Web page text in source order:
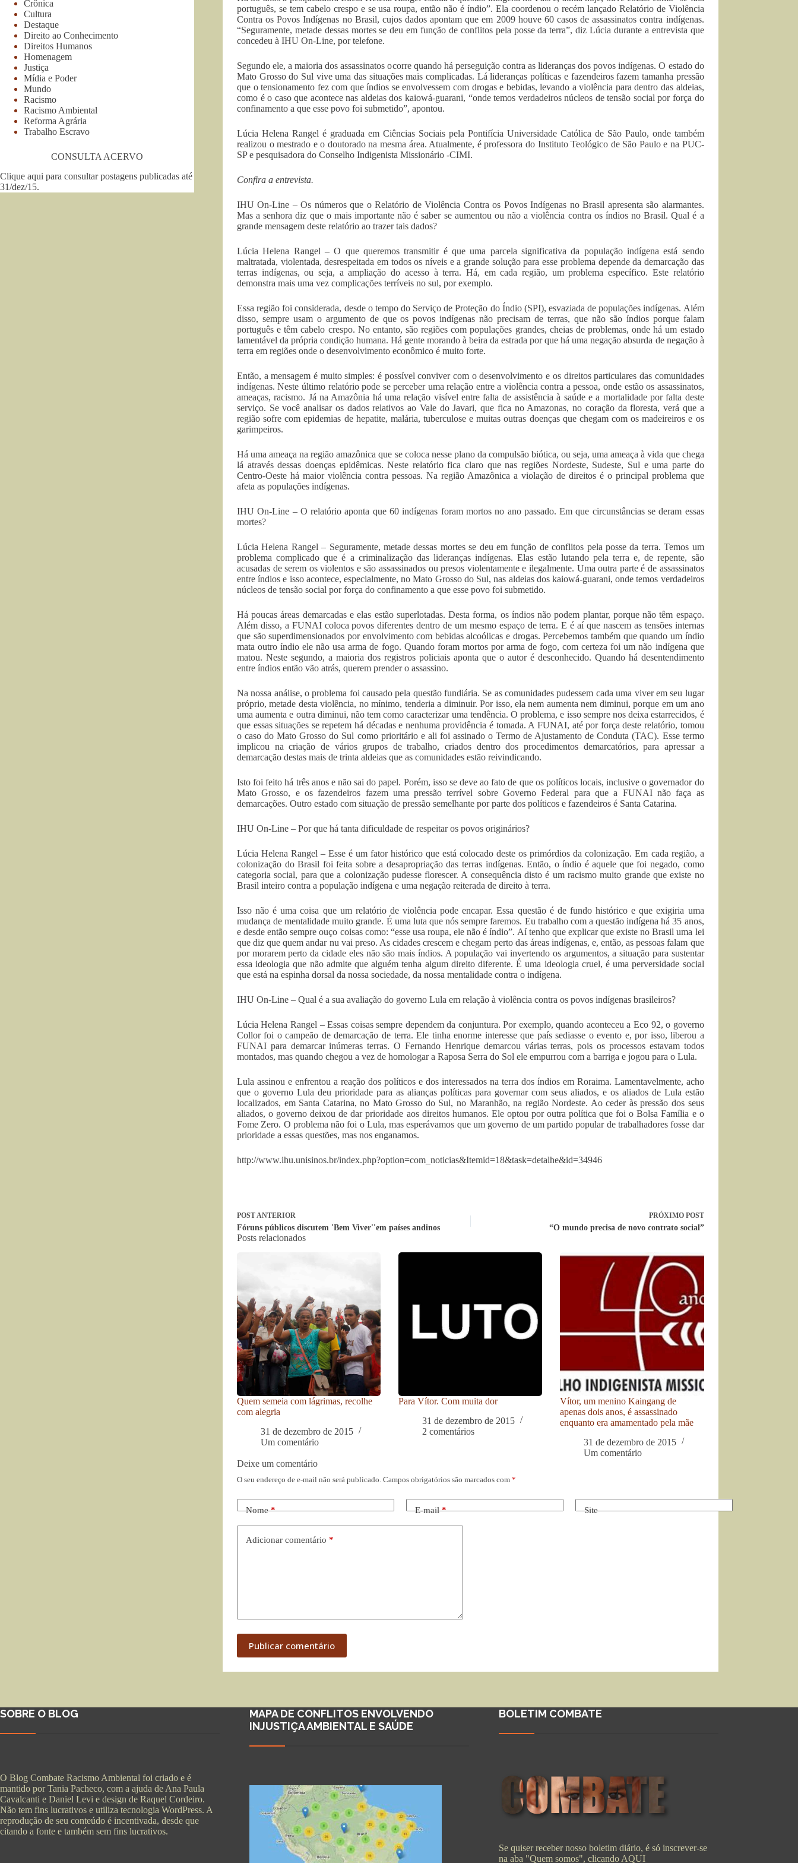
português, se tem cabelo crespo e se usa roupa, então não é índio”. Ela coordenou o recém lançado Relatório de Violência
Contra os Povos Indígenas no Brasil, cujos dados apontam que em 2009 houve 60 casos de assassinatos contra indígenas.
“Seguramente, metade dessas mortes se deu em função de conflitos pela posse da terra”, diz Lúcia durante a entrevista que
concedeu à IHU On-Line, por telefone.
Segundo ele, a maioria dos assassinatos ocorre quando há perseguição contra as lideranças dos povos indígenas. O estado do
Mato Grosso do Sul vive uma das situações mais complicadas. Lá lideranças políticas e fazendeiros fazem tamanha pressão
que o tensionamento fez com que índios se envolvessem com drogas e bebidas, levando a violência para dentro das aldeias,
como é o caso que acontece nas aldeias dos kaiowá-guarani, “onde temos verdadeiros núcleos de tensão social por força do
confinamento a que esse povo foi submetido”, apontou.
Lúcia Helena Rangel é graduada em Ciências Sociais pela Pontifícia Universidade Católica de São Paulo, onde também
realizou o mestrado e o doutorado na mesma área. Atualmente, é professora do Instituto Teológico de São Paulo e na PUC-
SP e pesquisadora do Conselho Indigenista Missionário -CIMI.
Confira a entrevista.
IHU On-Line – Os números que o Relatório de Violência Contra os Povos Indígenas no Brasil apresenta são alarmantes.
Mas a senhora diz que o mais importante não é saber se aumentou ou não a violência contra os índios no Brasil. Qual é a
grande mensagem deste relatório ao trazer tais dados?
Lúcia Helena Rangel – O que queremos transmitir é que uma parcela significativa da população indígena está sendo
maltratada, violentada, desrespeitada em todos os níveis e a grande solução para esse problema depende da demarcação das
terras indígenas, ou seja, a ampliação do acesso à terra. Há, em cada região, um problema específico. Este relatório
demonstra mais uma vez complicações terríveis no sul, por exemplo.
Essa região foi considerada, desde o tempo do Serviço de Proteção do Índio (SPI), esvaziada de populações indígenas. Além
disso, sempre usam o argumento de que os povos indígenas não precisam de terras, que não são índios porque falam
português e têm cabelo crespo. No entanto, são regiões com populações grandes, cheias de problemas, onde há um estado
lamentável da própria condição humana. Há gente morando à beira da estrada por que há uma negação absurda de negação à
terra em regiões onde o desenvolvimento econômico é muito forte.
Então, a mensagem é muito simples: é possível conviver com o desenvolvimento e os direitos particulares das comunidades
indígenas. Neste último relatório pode se perceber uma relação entre a violência contra a pessoa, onde estão os assassinatos,
ameaças, racismo. Já na Amazônia há uma relação visível entre falta de assistência à saúde e a mortalidade por falta deste
serviço. Se você analisar os dados relativos ao Vale do Javari, que fica no Amazonas, no coração da floresta, verá que a
região sofre com epidemias de hepatite, malária, tuberculose e muitas outras doenças que chegam com os madeireiros e os
garimpeiros.
Há uma ameaça na região amazônica que se coloca nesse plano da compulsão biótica, ou seja, uma ameaça à vida que chega
lá através dessas doenças epidêmicas. Neste relatório fica claro que nas regiões Nordeste, Sudeste, Sul e uma parte do
Centro-Oeste há maior violência contra pessoas. Na região Amazônica a violação de direitos é o principal problema que
afeta as populações indígenas.
IHU On-Line – O relatório aponta que 60 indígenas foram mortos no ano passado. Em que circunstâncias se deram essas
mortes?
Lúcia Helena Rangel – Seguramente, metade dessas mortes se deu em função de conflitos pela posse da terra. Temos um
problema complicado que é a criminalização das lideranças indígenas. Elas estão lutando pela terra e, de repente, são
acusadas de serem os violentos e são assassinados ou presos violentamente e ilegalmente. Uma outra parte é de assassinatos
entre índios e isso acontece, especialmente, no Mato Grosso do Sul, nas aldeias dos kaiowá-guarani, onde temos verdadeiros
núcleos de tensão social por força do confinamento a que esse povo foi submetido.
Há poucas áreas demarcadas e elas estão superlotadas. Desta forma, os índios não podem plantar, porque não têm espaço.
Além disso, a FUNAI coloca povos diferentes dentro de um mesmo espaço de terra. E é aí que nascem as tensões internas
que são superdimensionados por envolvimento com bebidas alcoólicas e drogas. Percebemos também que quando um índio
mata outro índio ele não usa arma de fogo. Quando foram mortos por arma de fogo, com certeza foi um não indígena que
matou. Neste segundo, a maioria dos registros policiais aponta que o autor é desconhecido. Quando há desentendimento
entre índios então vão atrás, querem prender o assassino.
Na nossa análise, o problema foi causado pela questão fundiária. Se as comunidades pudessem cada uma viver em seu lugar
próprio, metade desta violência, no mínimo, tenderia a diminuir. Por isso, ela nem aumenta nem diminui, porque em um ano
uma aumenta e outra diminui, não tem como caracterizar uma tendência. O problema, e isso sempre nos deixa estarrecidos, é
que essas situações se repetem há décadas e nenhuma providência é tomada. A FUNAI, até por força deste relatório, tomou
o caso do Mato Grosso do Sul como prioritário e ali foi assinado o Termo de Ajustamento de Conduta (TAC). Esse termo
implicou na criação de vários grupos de trabalho, criados dentro dos procedimentos demarcatórios, para apressar a
demarcação destas mais de trinta aldeias que as comunidades estão reivindicando.
Isto foi feito há três anos e não sai do papel. Porém, isso se deve ao fato de que os políticos locais, inclusive o governador do
Mato Grosso, e os fazendeiros fazem uma pressão terrível sobre Governo Federal para que a FUNAI não faça as
demarcações. Outro estado com situação de pressão semelhante por parte dos políticos e fazendeiros é Santa Catarina.
IHU On-Line – Por que há tanta dificuldade de respeitar os povos originários?
Lúcia Helena Rangel – Esse é um fator histórico que está colocado deste os primórdios da colonização. Em cada região, a
colonização do Brasil foi feita sobre a desapropriação das terras indígenas. Então, o índio é aquele que foi negado, como
categoria social, para que a colonização pudesse florescer. A consequência disto é um racismo muito grande que existe no
Brasil inteiro contra a população indígena e uma negação reiterada de direito à terra.
Isso não é uma coisa que um relatório de violência pode encapar. Essa questão é de fundo histórico e que exigiria uma
mudança de mentalidade muito grande. É uma luta que nós sempre faremos. Eu trabalho com a questão indígena há 35 anos,
e desde então sempre ouço coisas como: “esse usa roupa, ele não é índio”. Aí tenho que explicar que existe no Brasil uma lei
que diz que quem andar nu vai preso. As cidades crescem e chegam perto das áreas indígenas, e, então, as pessoas falam que
por morarem perto da cidade eles não são mais índios. A população vai invertendo os argumentos, a situação para sustentar
essa ideologia que não admite que alguém tenha algum direito diferente. É uma ideologia cruel, é uma perversidade social
que está na espinha dorsal da nossa sociedade, da nossa mentalidade contra o indígena.
IHU On-Line – Qual é a sua avaliação do governo Lula em relação à violência contra os povos indígenas brasileiros?
Lúcia Helena Rangel – Essas coisas sempre dependem da conjuntura. Por exemplo, quando aconteceu a Eco 92, o governo
Collor foi o campeão de demarcação de terra. Ele tinha enorme interesse que país sediasse o evento e, por isso, liberou a
FUNAI para demarcar inúmeras terras. O Fernando Henrique demarcou várias terras, pois os processos estavam todos
montados, mas quando chegou a vez de homologar a Raposa Serra do Sol ele empurrou com a barriga e jogou para o Lula.
Lula assinou e enfrentou a reação dos políticos e dos interessados na terra dos índios em Roraima. Lamentavelmente, acho
que o governo Lula deu prioridade para as alianças políticas para governar com seus aliados, e os aliados de Lula estão
localizados, em Santa Catarina, no Mato Grosso do Sul, no Maranhão, na região Nordeste. Ao ceder às pressão dos seus
aliados, o governo deixou de dar prioridade aos direitos humanos. Ele optou por outra política que foi o Bolsa Família e o
Fome Zero. O problema não foi o Lula, mas esperávamos que um governo de um partido popular de trabalhadores fosse dar
prioridade a essas questões, mas nos enganamos.
http://www.ihu.unisinos.br/index.php?option=com_noticias&Itemid=18&task=detalhe&id=34946
POSTANTERIOR
Fóruns públicos discutem 'Bem Viver''em países andinos
PRÓXIMO POST
“O mundo precisa de novo contrato social”
Posts relacionados
Quem semeia com lágrimas, recolhe
com alegria
31 de dezembro de 2015
Um comentário
Para Vítor. Com muita dor
31 de dezembro de 2015
2 comentários
Vítor, um menino Kaingang de
apenas dois anos, é assassinado
enquanto era amamentado pela mãe
31 de dezembro de 2015
Um comentário
Deixe um comentário
O seu endereço de e-mail não será publicado. Campos obrigatórios são marcados com *
Nome* E-mail* Site
Adicionar comentário *
Publicar comentário
Crônica
Cultura
Destaque
Direito ao Conhecimento
Direitos Humanos
Homenagem
Justiça
Mídia e Poder
Mundo
Racismo
Racismo Ambiental
Reforma Agrária
Trabalho Escravo
CONSULTA ACERVO
Clique aqui para consultar postagens publicadas até
31/dez/15.
SOBRE O BLOG
O Blog Combate Racismo Ambiental foi criado e é
mantido por Tania Pacheco, com a ajuda de Ana Paula
Cavalcanti e Daniel Levi e design de Raquel Cordeiro.
Não tem fins lucrativos e utiliza tecnologia WordPress. A
reprodução de seu conteúdo é incentivada, desde que
citando a fonte e também sem fins lucrativos.
MAPA DE CONFLITOS ENVOLVENDO
INJUSTIÇA AMBIENTAL E SAÚDE
BOLETIM COMBATE
Se quiser receber nosso boletim diário, é só inscrever-se
na aba "Quem somos", clicando AQUI